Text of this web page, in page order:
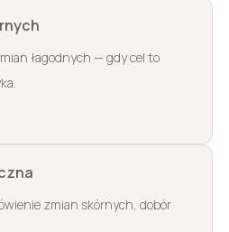
łagodnych — gdy cel to
zmian skórnych, dobór